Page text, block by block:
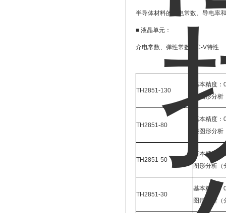
半导体材料的介电常数、导电率和
■ 液晶单元：
介电常数、弹性常数等 C-V特性
TH2851-130
基本精度
迹图形分
TH2851-80
基本精度
迹图形分
TH2851-50
基本精度
图形分析
TH2851-30
基本精度：
图形分析